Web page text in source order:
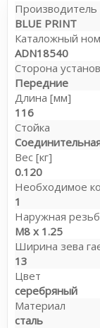
Производитель
BLUE PRINT
Каталожный
ADN18540
Сторона
Передние
Длина [мм]
116
Стойка
Вес [кг]
0.120
Необходимое
1
Наружная
M8 x 1.25
Ширина зева
13
Цвет
серебряный
Материал
сталь